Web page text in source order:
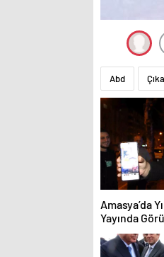
Abd
Amasya’da
Yayında